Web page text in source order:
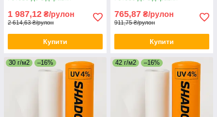
1 987,12 ₴/рулон
2 614,63 ₴/рулон
Купити
765,87 ₴/рулон
911,75 ₴/рулон
Купити
30 г/м2 –16% 42 г/м2 –16%